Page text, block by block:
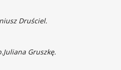
Druściel.
Gruszkę.